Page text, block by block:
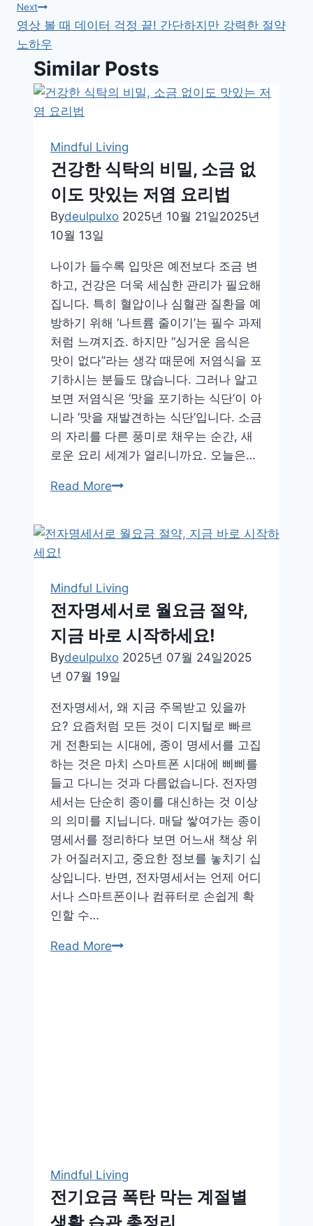
색
Next
영상 볼 때 데이터 걱정 끝! 간단하지만 강력한 절약
노하우
Similar Posts
Mindful Living
건강한 식탁의 비밀, 소금 없
이도 맛있는 저염 요리법
Bydeulpulxo 2025년 10월 21일2025년
10월 13일
나이가 들수록 입맛은 예전보다 조금 변
하고, 건강은 더욱 세심한 관리가 필요해
집니다. 특히 혈압이나 심혈관 질환을 예
방하기 위해 ‘나트륨 줄이기’는 필수 과제
처럼 느껴지죠. 하지만 “싱거운 음식은
맛이 없다”라는 생각 때문에 저염식을 포
기하시는 분들도 많습니다. 그러나 알고
보면 저염식은 ‘맛을 포기하는 식단’이 아
니라 ‘맛을 재발견하는 식단’입니다. 소금
의 자리를 다른 풍미로 채우는 순간, 새
로운 요리 세계가 열리니까요. 오늘은…
Read More건
식
의
비
밀,
소
금
없
도
맛
있
는
저
염
요
리
법
Mindful Living
전자명세서로 월요금 절약,
지금 바로 시작하세요!
Bydeulpulxo 2025년 07월 24일2025
년 07월 19일
전자명세서, 왜 지금 주목받고 있을까
요? 요즘처럼 모든 것이 디지털로 빠르
게 전환되는 시대에, 종이 명세서를 고집
하는 것은 마치 스마트폰 시대에 삐삐를
들고 다니는 것과 다름없습니다. 전자명
세서는 단순히 종이를 대신하는 것 이상
의 의미를 지닙니다. 매달 쌓여가는 종이
명세서를 정리하다 보면 어느새 책상 위
가 어질러지고, 중요한 정보를 놓치기 십
상입니다. 반면, 전자명세서는 언제 어디
서나 스마트폰이나 컴퓨터로 손쉽게 확
인할 수…
Read More전
금
바
로
Mindful Living
전기요금 폭탄 막는 계절별
생활 습관 총정리